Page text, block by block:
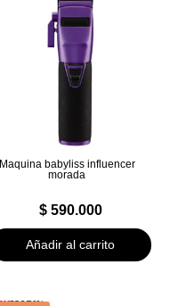
Maquina babyliss influencer
morada
$590.000
Añadir al carrito